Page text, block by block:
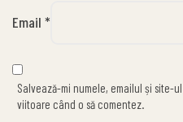
Email *
Salvează-mi numele, emailul și site-
viitoare când o să comentez.